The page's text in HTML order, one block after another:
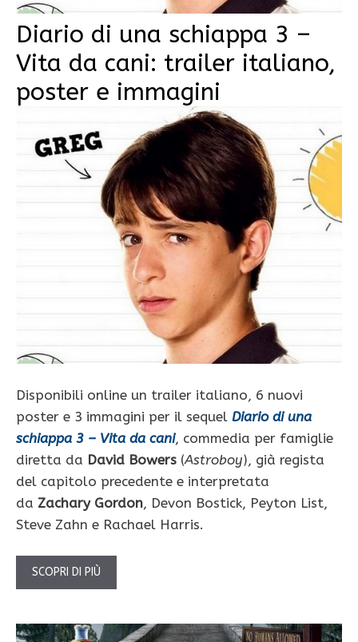
Diario di una schiappa 3 –
Vita da cani: trailer italiano,
poster e immagini
Disponibili online un trailer italiano, 6 nuovi
poster e 3 immagini per il sequel Diario di una
schiappa 3 – Vita da cani, commedia per famiglie
diretta da David Bowers (Astroboy), già regista
del capitolo precedente e interpretata
da Zachary Gordon, Devon Bostick, Peyton List,
Steve Zahn e Rachael Harris.
SCOPRI DI PIÙ